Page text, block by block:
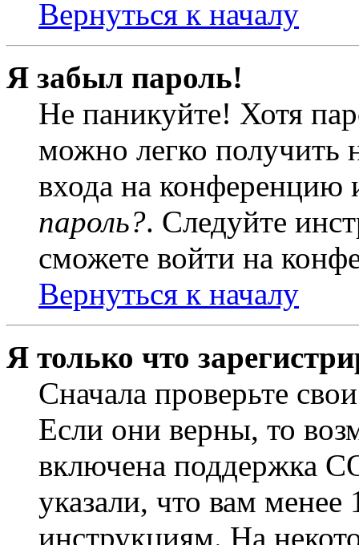
Вернуться к началу
Я забыл пароль!
Не паникуйте! Хотя
можно легко получить
входа на
пароль?. Следуйте
сможете войти на
Вернуться к началу
Я только что
Сначала проверьте
Если они верны, то
включена поддержка
указали, что вам
инструкциям. На